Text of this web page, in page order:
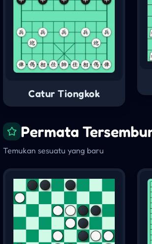
Catur Tiongkok
Permata
Temukan sesuatu yang baru